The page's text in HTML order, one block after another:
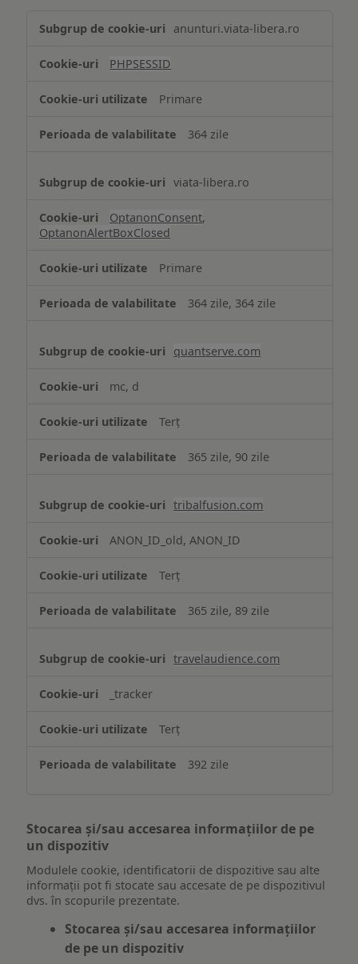
de
Cookie
necesare
anunturi.viata-libera.ro
PHPSESSID
Primare
364 zile
viata-libera.ro
OptanonConsent,
OptanonAlertBoxClosed
Primare
364 zile, 364 zile
quantserve.com
mc, d
Terț
365 zile, 90 zile
tribalfusion.com
ANON_ID_old, ANON_ID
Terț
365 zile, 89 zile
travelaudience.com
_tracker
Terț
392 zile
Stocarea și/sau accesarea informațiilor de pe
un dispozitiv
Modulele cookie, identificatorii de dispozitive sau alte
informații pot fi stocate sau accesate de pe dispozitivul
dvs. în scopurile prezentate.
Stocarea și/sau accesarea informațiilor
de pe un dispozitiv